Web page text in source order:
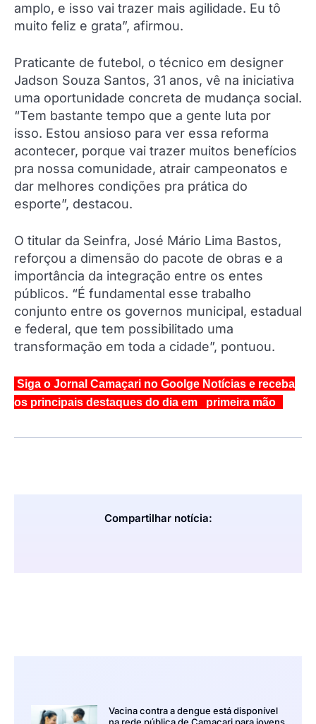
amplo, e isso vai trazer mais agilidade. Eu tô
muito feliz e grata”, afirmou.
Praticante de futebol, o técnico em designer
Jadson Souza Santos, 31 anos, vê na iniciativa
uma oportunidade concreta de mudança social.
“Tem bastante tempo que a gente luta por
isso. Estou ansioso para ver essa reforma
acontecer, porque vai trazer muitos benefícios
pra nossa comunidade, atrair campeonatos e
dar melhores condições pra prática do
esporte”, destacou.
O titular da Seinfra, José Mário Lima Bastos,
reforçou a dimensão do pacote de obras e a
importância da integração entre os entes
públicos. “É fundamental esse trabalho
conjunto entre os governos municipal, estadual
e federal, que tem possibilitado uma
transformação em toda a cidade”, pontuou.
Siga o Jornal Camaçari no Goolge Notícias e receba
os principais destaques do dia em primeira mão
Compartilhar notícia:
Vacina contra a dengue está disponível
na rede pública de Camaçari para jovens